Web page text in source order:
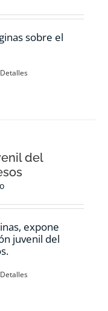
sobre el
Detalles
del
expone
juvenil del
Detalles